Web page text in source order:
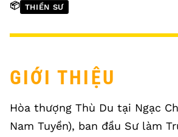
📦 THIỀN SƯ
GIỚI THIỆU
Hòa thượng Thù Du tại Ngạc
Nam Tuyền), ban đầu Sư làm